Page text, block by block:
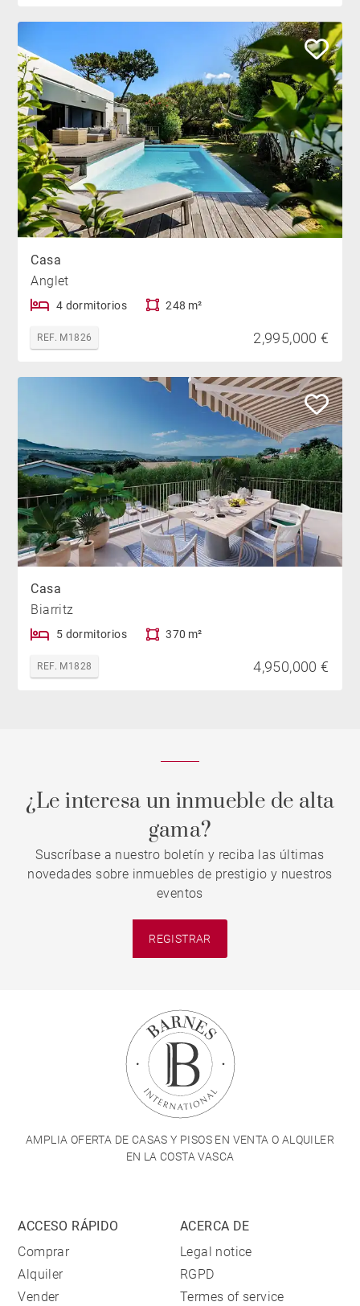
Casa
Anglet
4 dormitorios 248 m²
REF. M1826 2,995,000 €
Casa
Biarritz
5 dormitorios 370 m²
REF. M1828 4,950,000 €
¿Le interesa un inmueble de alta
gama?
Suscríbase a nuestro boletín y reciba las últimas
novedades sobre inmuebles de prestigio y nuestros
eventos
REGISTRAR
AMPLIA OFERTA DE CASAS Y PISOS EN VENTA O ALQUILER
EN LA COSTA VASCA
ACCESO RÁPIDO
Comprar
Alquiler
Vender
ACERCA DE
Legal notice
RGPD
Termes of service